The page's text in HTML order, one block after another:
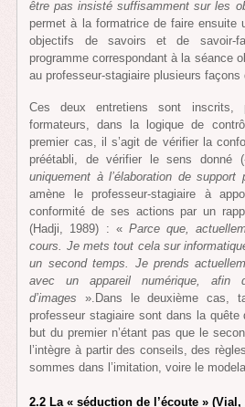
être pas insisté suffisamment sur les
permet à la formatrice de faire ensuite
objectifs de savoirs et de savoir-
programme correspondant à la séance
au professeur-stagiaire plusieurs façons
Ces deux entretiens sont inscrits,
formateurs, dans la logique de
premier cas, il s’agit de vérifier la
préétabli, de vérifier le sens donné
uniquement à l’élaboration de support
amène le professeur-stagiaire à
conformité de ses actions par un
(Hadji, 1989) : « Parce que,
cours. Je mets tout cela sur
un second temps. Je prends
avec un appareil numérique, afin
d’images ».Dans le deuxième cas,
professeur stagiaire sont dans la quête
but du premier n’étant pas que le
l’intègre à partir des conseils, des
sommes dans l’imitation, voire le
2.2 La « séduction de l’écoute » (Vial,